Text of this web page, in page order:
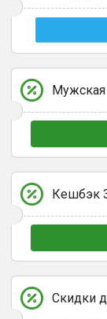
Мужская
Кешбэк
Скидки